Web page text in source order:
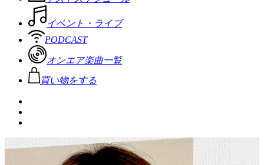
イベント・ライブ
PODCAST
オンエア楽曲一覧
買い物をする